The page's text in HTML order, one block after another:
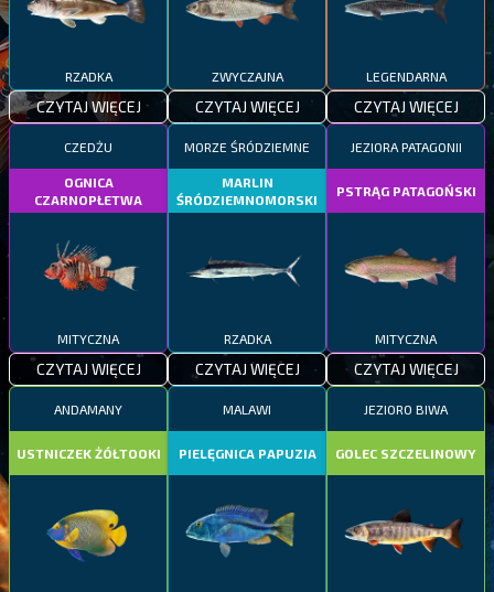
RZADKA
CZYTAJ WIĘCEJ
ZWYCZAJNA
CZYTAJ WIĘCEJ
LEGENDARNA
CZYTAJ WIĘCEJ
CZEDŻU
OGNICA
CZARNOPŁETWA
MITYCZNA
CZYTAJ WIĘCEJ
MORZE ŚRÓDZIEMNE
MARLIN
ŚRÓDZIEMNOMORSKI
RZADKA
CZYTAJ WIĘCEJ
JEZIORA PATAGONII
PSTRĄG PATAGOŃSKI
MITYCZNA
CZYTAJ WIĘCEJ
ANDAMANY
USTNICZEK ŻÓŁTOOKI
MALAWI
PIELĘGNICA PAPUZIA
JEZIORO BIWA
GOLEC SZCZELINOWY